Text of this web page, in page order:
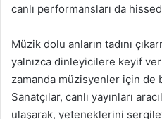
canlı performansları da
Müzik dolu anların tadını
yalnızca dinleyicilere keyif
zamanda müzisyenler için de
Sanatçılar, canlı yayınları
ulaşarak, yeteneklerini